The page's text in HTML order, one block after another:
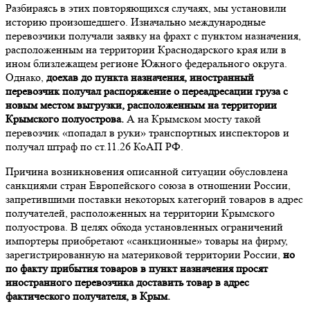
Разбираясь в этих повторяющихся случаях, мы установили
историю произошедшего. Изначально международные
перевозчики получали заявку на фрахт с пунктом назначения,
расположенным на территории Краснодарского края или в
ином близлежащем регионе Южного федерального округа.
Однако, доехав до пункта назначения, иностранный
перевозчик получал распоряжение о переадресации груза с
новым местом выгрузки, расположенным на территории
Крымского полуострова. А на Крымском мосту такой
перевозчик «попадал в руки» транспортных инспекторов и
получал штраф по ст.11.26 КоАП РФ.
Причина возникновения описанной ситуации обусловлена
санкциями стран Европейского союза в отношении России,
запретившими поставки некоторых категорий товаров в адрес
получателей, расположенных на территории Крымского
полуострова. В целях обхода установленных ограничений
импортеры приобретают «санкционные» товары на фирму,
зарегистрированную на материковой территории России, но
по факту прибытия товаров в пункт назначения просят
иностранного перевозчика доставить товар в адрес
фактического получателя, в Крым.